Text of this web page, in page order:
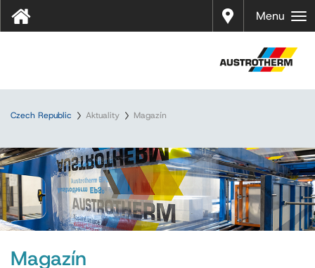
Prodej
Menu
Czech Republic Aktuality Magazín
Magazín